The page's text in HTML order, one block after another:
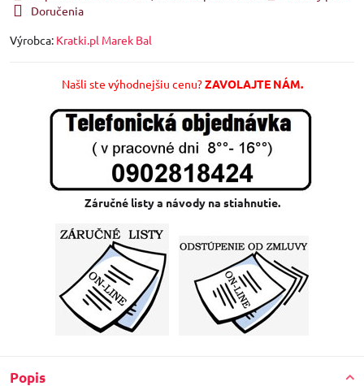
Doručenia
Výrobca: Kratki.pl Marek Bal
Našli ste výhodnejšiu cenu?ZAVOLAJTE NÁM.
Záručné listy a návody na stiahnutie.
Popis